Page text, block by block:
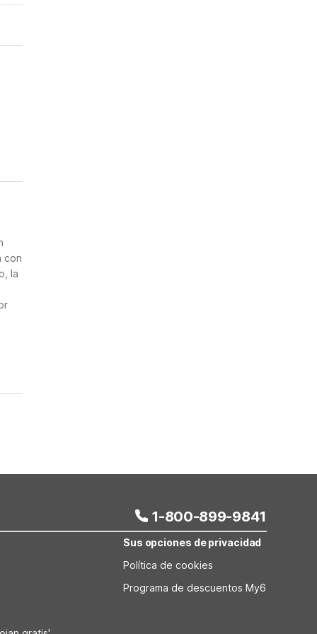
con
la
1-800-899-9841
Sus opciones de privacidad
Política de cookies
Programa de descuentos My6